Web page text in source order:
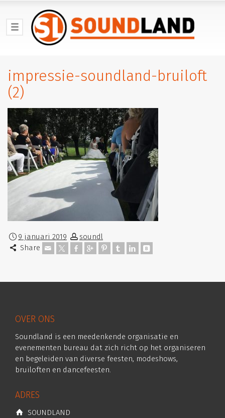
impressie-soundland-bruiloft
(2)
9 januari 2019
soundl
Share
OVER ONS
Soundland is een meedenkende organisatie en
evenementen bureau dat zich richt op het organiseren
en begeleiden van diverse feesten, modeshows,
bruiloften en dancefeesten.
ADRES
SOUNDLAND